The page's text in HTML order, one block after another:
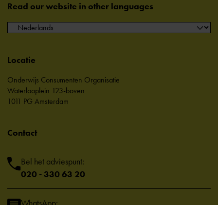
Read our website in other languages
Locatie
Onderwijs Consumenten Organisatie
Waterlooplein 123-boven
1011 PG Amsterdam
Contact
Bel het adviespunt:
020 - 330 63 20
WhatsApp: